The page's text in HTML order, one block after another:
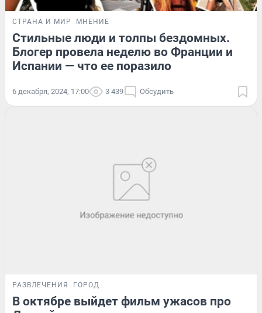
СТРАНА И МИР МНЕНИЕ
Стильные люди и толпы бездомных.
Блогер провела неделю во Франции и
Испании — что ее поразило
6 декабря, 2024, 17:00 3 439 Обсудить
РАЗВЛЕЧЕНИЯ ГОРОД
В октябре выйдет фильм ужасов про